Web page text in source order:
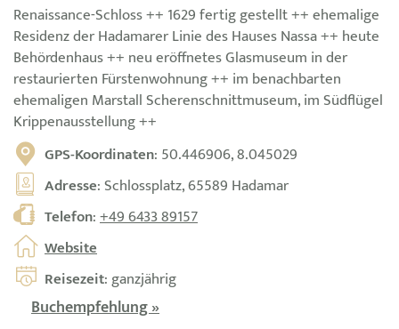
Renaissance-Schloss ++ 1629 fertig gestellt ++ ehemalige
Residenz der Hadamarer Linie des Hauses Nassa ++ heute
Behördenhaus ++ neu eröffnetes Glasmuseum in der
restaurierten Fürstenwohnung ++ im benachbarten
ehemaligen Marstall Scherenschnittmuseum, im Südflügel
Krippenausstellung ++
GPS-Koordinaten: 50.446906, 8.045029
Adresse: Schlossplatz, 65589 Hadamar
Telefon:+49 6433 89157
Website
Reisezeit: ganzjährig
Buchempfehlung »